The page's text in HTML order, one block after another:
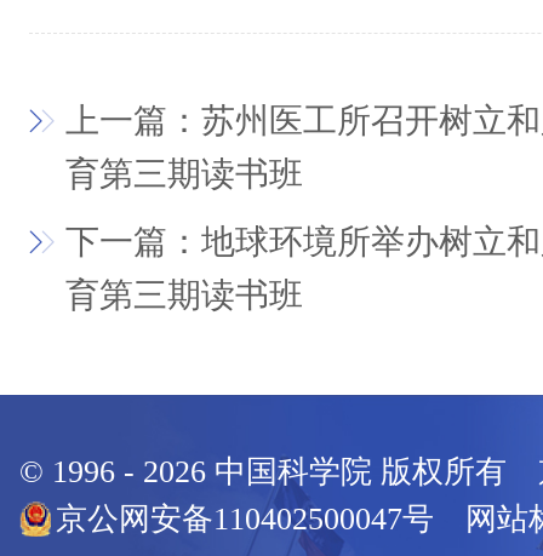
上一篇：苏州医工所召开树立
育第三期读书班
下一篇：地球环境所举办树立
育第三期读书班
© 1996 - 2026 中国科学院 版权所有
京公网安备110402500047号 网站